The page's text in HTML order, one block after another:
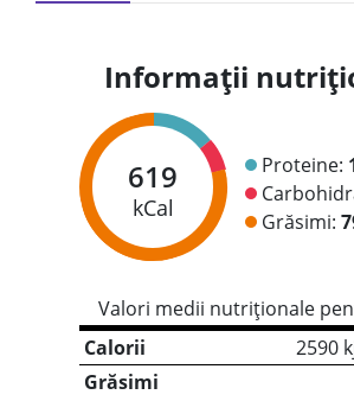
Informații
619
kCal
Proteine:
Grăsimi:
Valori medii nutriționale
Calorii
2590
Grăsimi